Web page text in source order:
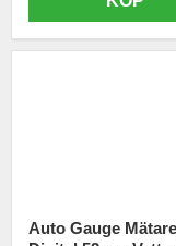
Auto Gauge Mätare